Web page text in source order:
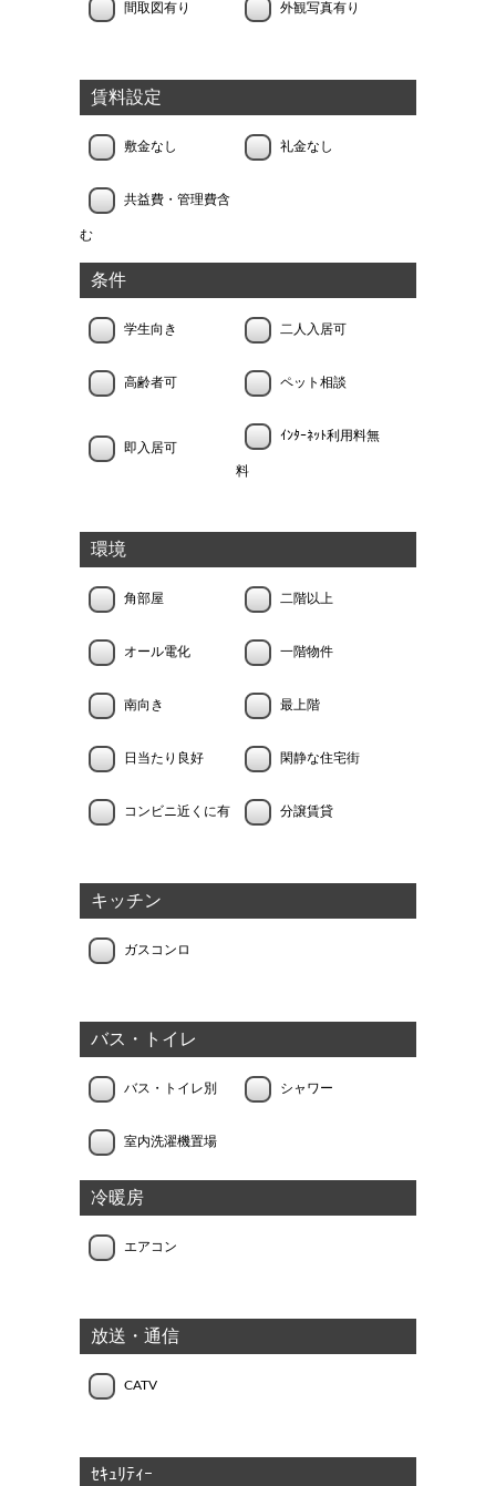
間取図有り 外観写真有り
賃料設定
敷金なし 礼金なし
共益費・管理費含
む
条件
学生向き 二人入居可
高齢者可 ペット相談
即入居可
ｲﾝﾀｰﾈｯﾄ利用料無
料
環境
角部屋 二階以上
オール電化 一階物件
南向き 最上階
日当たり良好 閑静な住宅街
コンビニ近くに有 分譲賃貸
キッチン
ガスコンロ
バス・トイレ
バス・トイレ別 シャワー
室内洗濯機置場
冷暖房
エアコン
放送・通信
CATV
ｾｷｭﾘﾃｨｰ